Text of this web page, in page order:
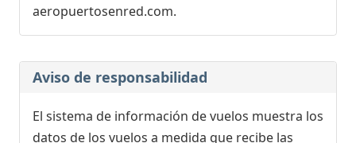
aeropuertosenred.com.
Aviso de responsabilidad
El sistema de información de vuelos muestra los
datos de los vuelos a medida que recibe las